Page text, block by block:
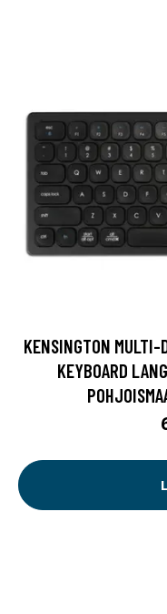
KENSINGTON MULTI-
KEYBOARD